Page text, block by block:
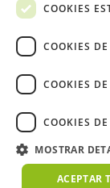
2026
Términos y
COOKIES
COOKIES
COOKIES
COOKIES
MOSTRAR
ACEPTAR